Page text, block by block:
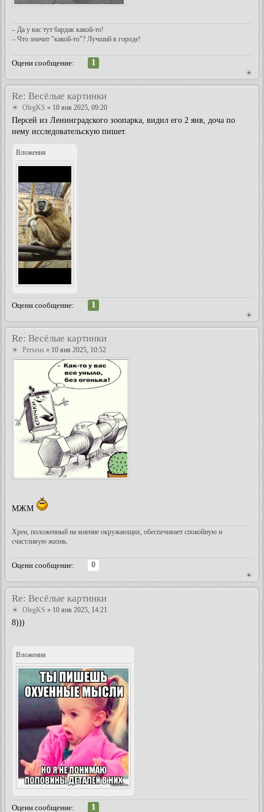
– Да у вас тут бардак какой-то!
– Что значит "какой-то"? Лучший в городе!
Оцени сообщение:
1
Re: Весёлые картинки
OlegKS » 10 янв 2025, 09:20
Персей из Ленинградского зоопарка, видил его 2 янв, доча по
нему исследовательскую пишет.
Вложения
Оцени сообщение:
1
Re: Весёлые картинки
Perseus » 10 янв 2025, 10:52
МЖМ
Хрен, положенный на мнение окружающих, обеспечивает спокойную и
счастливую жизнь.
Оцени сообщение:
0
Re: Весёлые картинки
OlegKS » 10 янв 2025, 14:21
8)))
Вложения
Оцени сообщение: 1